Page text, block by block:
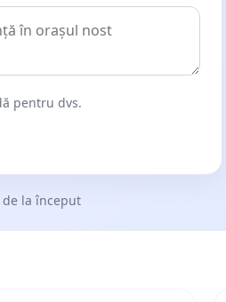
pentru dvs.
la început